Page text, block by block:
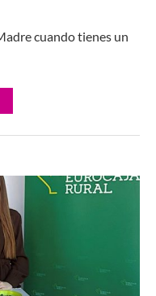
cuando tienes un